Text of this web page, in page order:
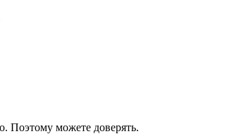
Поэтому можете доверять.